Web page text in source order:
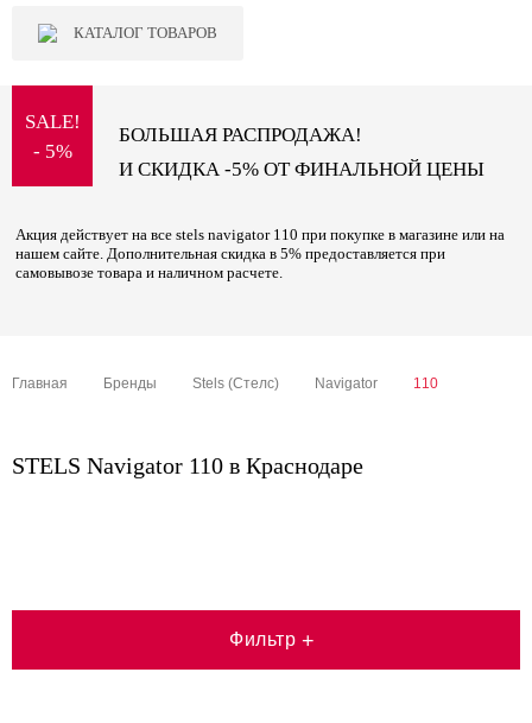
КАТАЛОГ ТОВАРОВ
SALE!
- 5%
БОЛЬШАЯ РАСПРОДАЖА!
И СКИДКА -5% ОТ ФИНАЛЬНОЙ ЦЕНЫ
Акция действует на все stels navigator 110 при покупке в магазине или на
нашем сайте. Дополнительная скидка в 5% предоставляется при
самовывозе товара и наличном расчете.
Главная Бренды Stels (Стелс) Navigator 110
STELS Navigator 110 в Краснодаре
Фильтр +